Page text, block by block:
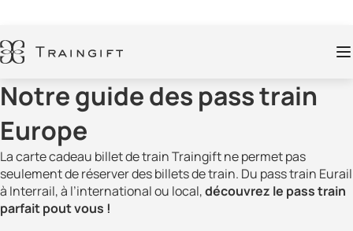
Notre guide des pass train
Europe
La carte cadeau billet de train Traingift ne permet pas
seulement de réserver des billets de train. Du pass train Eurail
à Interrail, à l’international ou local,découvrez le pass train
parfait pout vous !